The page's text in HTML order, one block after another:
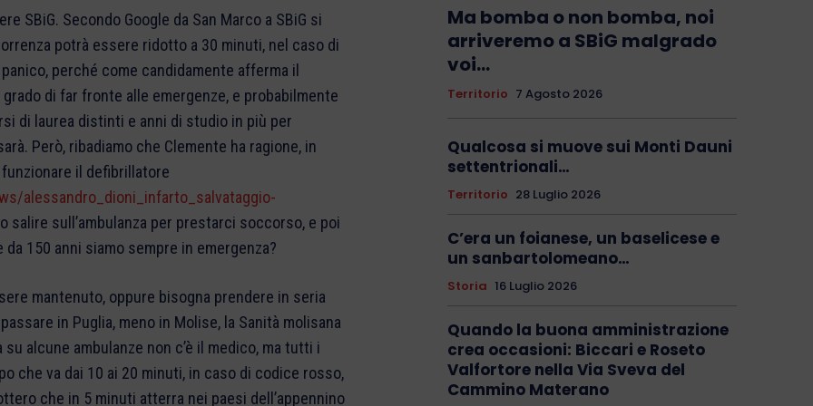
SBiG. Secondo Google da San Marco a SBiG si
potrà essere ridotto a 30 minuti, nel caso di
perché come candidamente afferma il
di far fronte alle emergenze, e probabilmente
di laurea distinti e anni di studio in più per
Però, ribadiamo che Clemente ha ragione, in
il defibrillatore
alessandro_dioni_infarto_salvataggio-
salire sull’ambulanza per prestarci soccorso, e poi
150 anni siamo sempre in emergenza?
mantenuto, oppure bisogna prendere in seria
in Puglia, meno in Molise, la Sanità molisana
alcune ambulanze non c’è il medico, ma tutti i
che va dai 10 ai 20 minuti, in caso di codice rosso,
che in 5 minuti atterra nei paesi dell’appennino
Ma bomba o non bomba, noi
arriveremo a SBiG malgrado
voi…
Territorio 7 Agosto 2026
Qualcosa si muove sui Monti Dauni
settentrionali…
Territorio 28 Luglio 2026
C’era un foianese, un baselicese e
un sanbartolomeano…
Storia 16 Luglio 2026
Quando la buona amministrazione
crea occasioni: Biccari e Roseto
Valfortore nella Via Sveva del
Cammino Materano